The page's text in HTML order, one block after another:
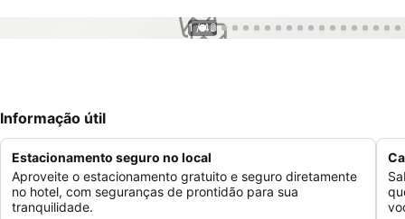
1 / 43
Informação útil
Estacionamento seguro no local
Aproveite o estacionamento gratuito e seguro diretamente
no hotel, com seguranças de prontidão para sua
tranquilidade.